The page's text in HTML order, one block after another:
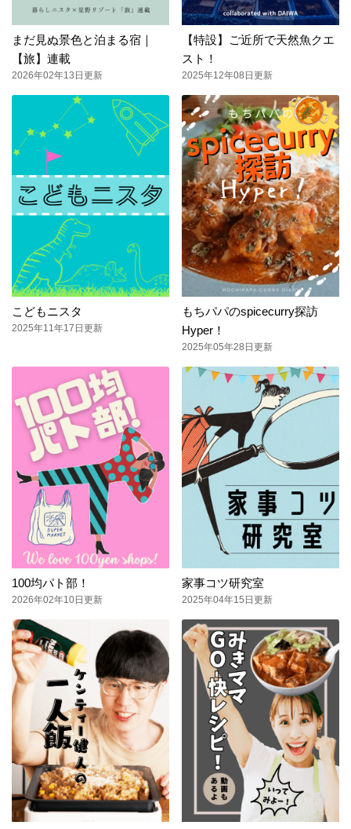
まだ見ぬ景色と泊まる宿｜
【旅】連載
2026年02年13日更新
【特設】ご近所で天然魚クエ
スト！
2025年12年08日更新
こどもニスタ
2025年11年17日更新
もちパパのspicecurry探訪
Hyper！
2025年05年28日更新
100均パト部！
2026年02年10日更新
家事コツ研究室
2025年04年15日更新